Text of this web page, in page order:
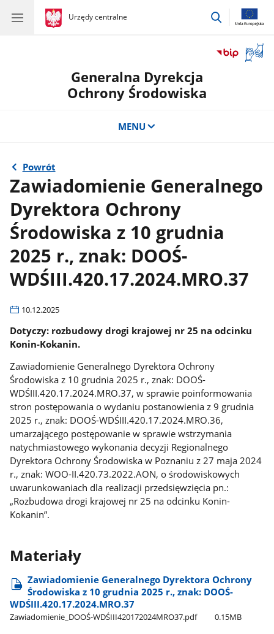
gov.pl
Urzędy centralne
gov.pl
Urzędy
przejdź
okno
Generalna Dyrekcja
Ochrony Środowiska
MENU
Powrót
Zawiadomienie Generalnego
Dyrektora Ochrony
Środowiska z 10 grudnia
2025 r., znak: DOOŚ-
WDŚIII.420.17.2024.MRO.37
10.12.2025
Dotyczy: rozbudowy drogi krajowej nr 25 na odcinku
Konin-Kokanin.
Zawiadomienie Generalnego Dyrektora Ochrony
Środowiska z 10 grudnia 2025 r., znak: DOOŚ-
WDŚIII.420.17.2024.MRO.37, w sprawie poinformowania
stron postępowania o wydaniu postanowienia z 9 grudnia
2025 r., znak: DOOŚ-WDŚIII.420.17.2024.MRO.36,
umarzającego postępowanie w sprawie wstrzymania
natychmiastowego wykonania decyzji Regionalnego
Dyrektora Ochrony Środowiska w Poznaniu z 27 maja 2024
r., znak: WOO-II.420.73.2022.AON, o środowiskowych
uwarunkowaniach dla realizacji przedsięwzięcia pn.:
„Rozbudowa drogi krajowej nr 25 na odcinku Konin-
Kokanin”.
Materiały
Zawiadomienie Generalnego Dyrektora Ochrony
Środowiska z 10 grudnia 2025 r., znak: DOOŚ-
WDŚIII.420.17.2024.MRO.37
Zawiadomienie​_DOOŚ-WDŚIII420172024MRO37.pdf 0.15MB